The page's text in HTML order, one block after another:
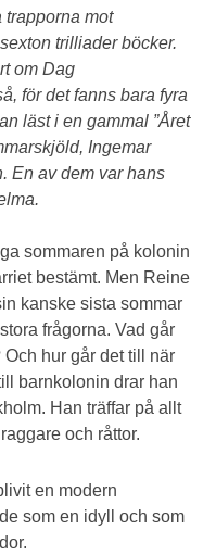
trapporna mot
trilliader böcker.
om Dag
för det fanns bara fyra
läst i en gammal ”Året
Ingemar
En av dem var hans
sommaren på kolonin
bestämt. Men Reine
kanske sista sommar
frågorna. Vad går
Och hur går det till när
barnkolonin drar han
Han träffar på allt
och råttor.
en modern
som en idyll och som